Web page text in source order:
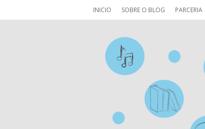
INICIO SOBRE O BLOG PARCERIA